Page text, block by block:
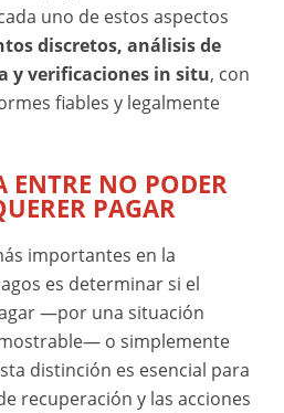
uno de estos aspectos
discretos, análisis de
y verificaciones in situ, con
fiables y legalmente
ENTRE NO PODER
PAGAR
importantes en la
es determinar si el
—por una situación
o simplemente
distinción es esencial para
recuperación y las acciones